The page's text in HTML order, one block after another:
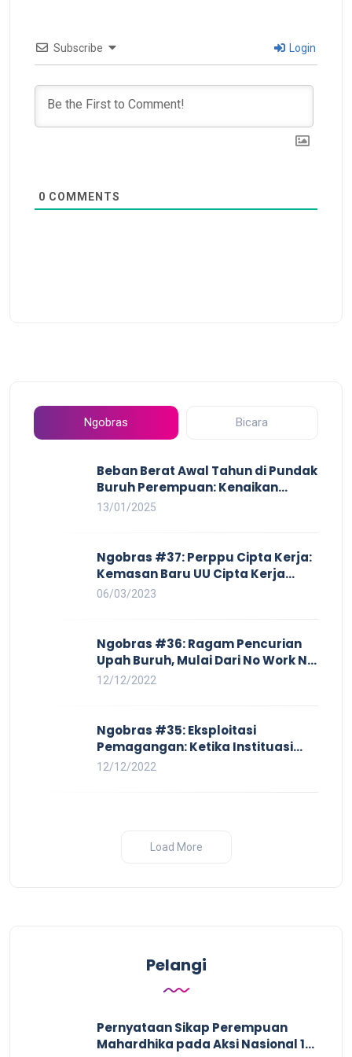
Subscribe Login
0 COMMENTS
Ngobras Bicara
Beban Berat Awal Tahun di Pundak
Buruh Perempuan: Kenaikan
Harga yang Mencekik, Ancaman
13/01/2025
Ngobras #37: Perppu Cipta Kerja:
Kemasan Baru UU Cipta Kerja
yang Semakin Merugikan Buruh
06/03/2023
Ngobras #36: Ragam Pencurian
Upah Buruh, Mulai Dari No Work No
Pay Hingga Skorsing
12/12/2022
Ngobras #35: Eksploitasi
Pemagangan: Ketika Instituasi
Pendidikan Tunduk pada Hilir
12/12/2022
Load More
Pelangi
Pernyataan Sikap Perempuan
Mahardhika pada Aksi Nasional 16